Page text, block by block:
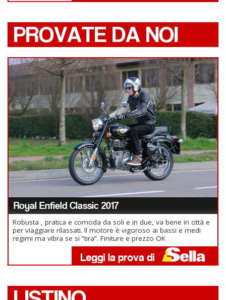
PROVATE DA NOI
Royal Enfield Classic 2017
Robusta , pratica e comoda da soli e in due, va bene in città e
per viaggiare rilassati. Il motore è vigoroso ai bassi e medi
regimi ma vibra se si “tira”. Finiture e prezzo OK